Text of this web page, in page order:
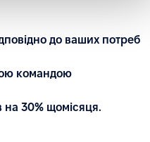
до ваших потреб
командою
30% щомісяця.